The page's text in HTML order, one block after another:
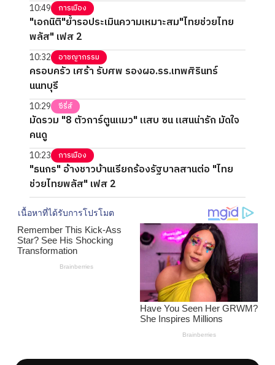
10:49 การเมือง
"เอกนิติ"ย้ำรอประเมินความเหมาะสม"ไทยช่วยไทย
พลัส" เฟส 2
10:32 อาชญากรรม
ครอบครัว เศร้า รับศพ รองผอ.รร.เทพศิรินทร์
นนทบุรี
10:29 ซีรี่ส์
มัดรวม "8 ตัวการ์ตูนแมว" แสบ ซน แสนน่ารัก มัดใจ
คนดู
10:23 การเมือง
"ธนกร" อ้างชาวบ้านเรียกร้องรัฐบาลสานต่อ "ไทย
ช่วยไทยพลัส" เฟส 2